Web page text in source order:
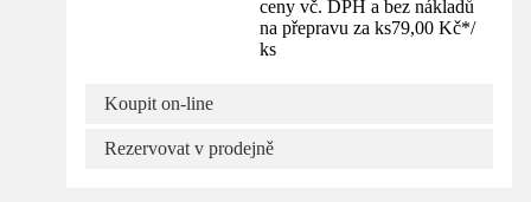
ceny vč. DPH a bez nákladů
na přepravu za ks79,00 Kč*/
ks
Koupit on-line
Rezervovat v prodejně